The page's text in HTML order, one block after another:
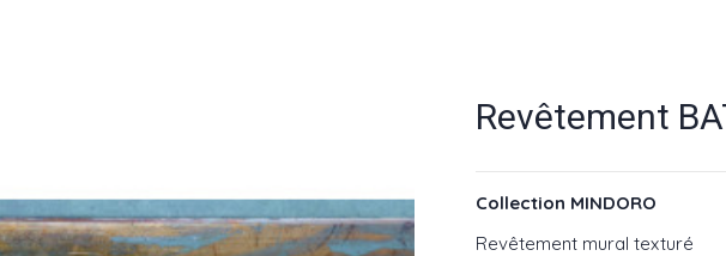
Revêtement
Collection MINDORO
Revêtement mural texturé